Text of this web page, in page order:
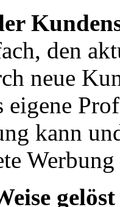
den
neue
kann
gelöst